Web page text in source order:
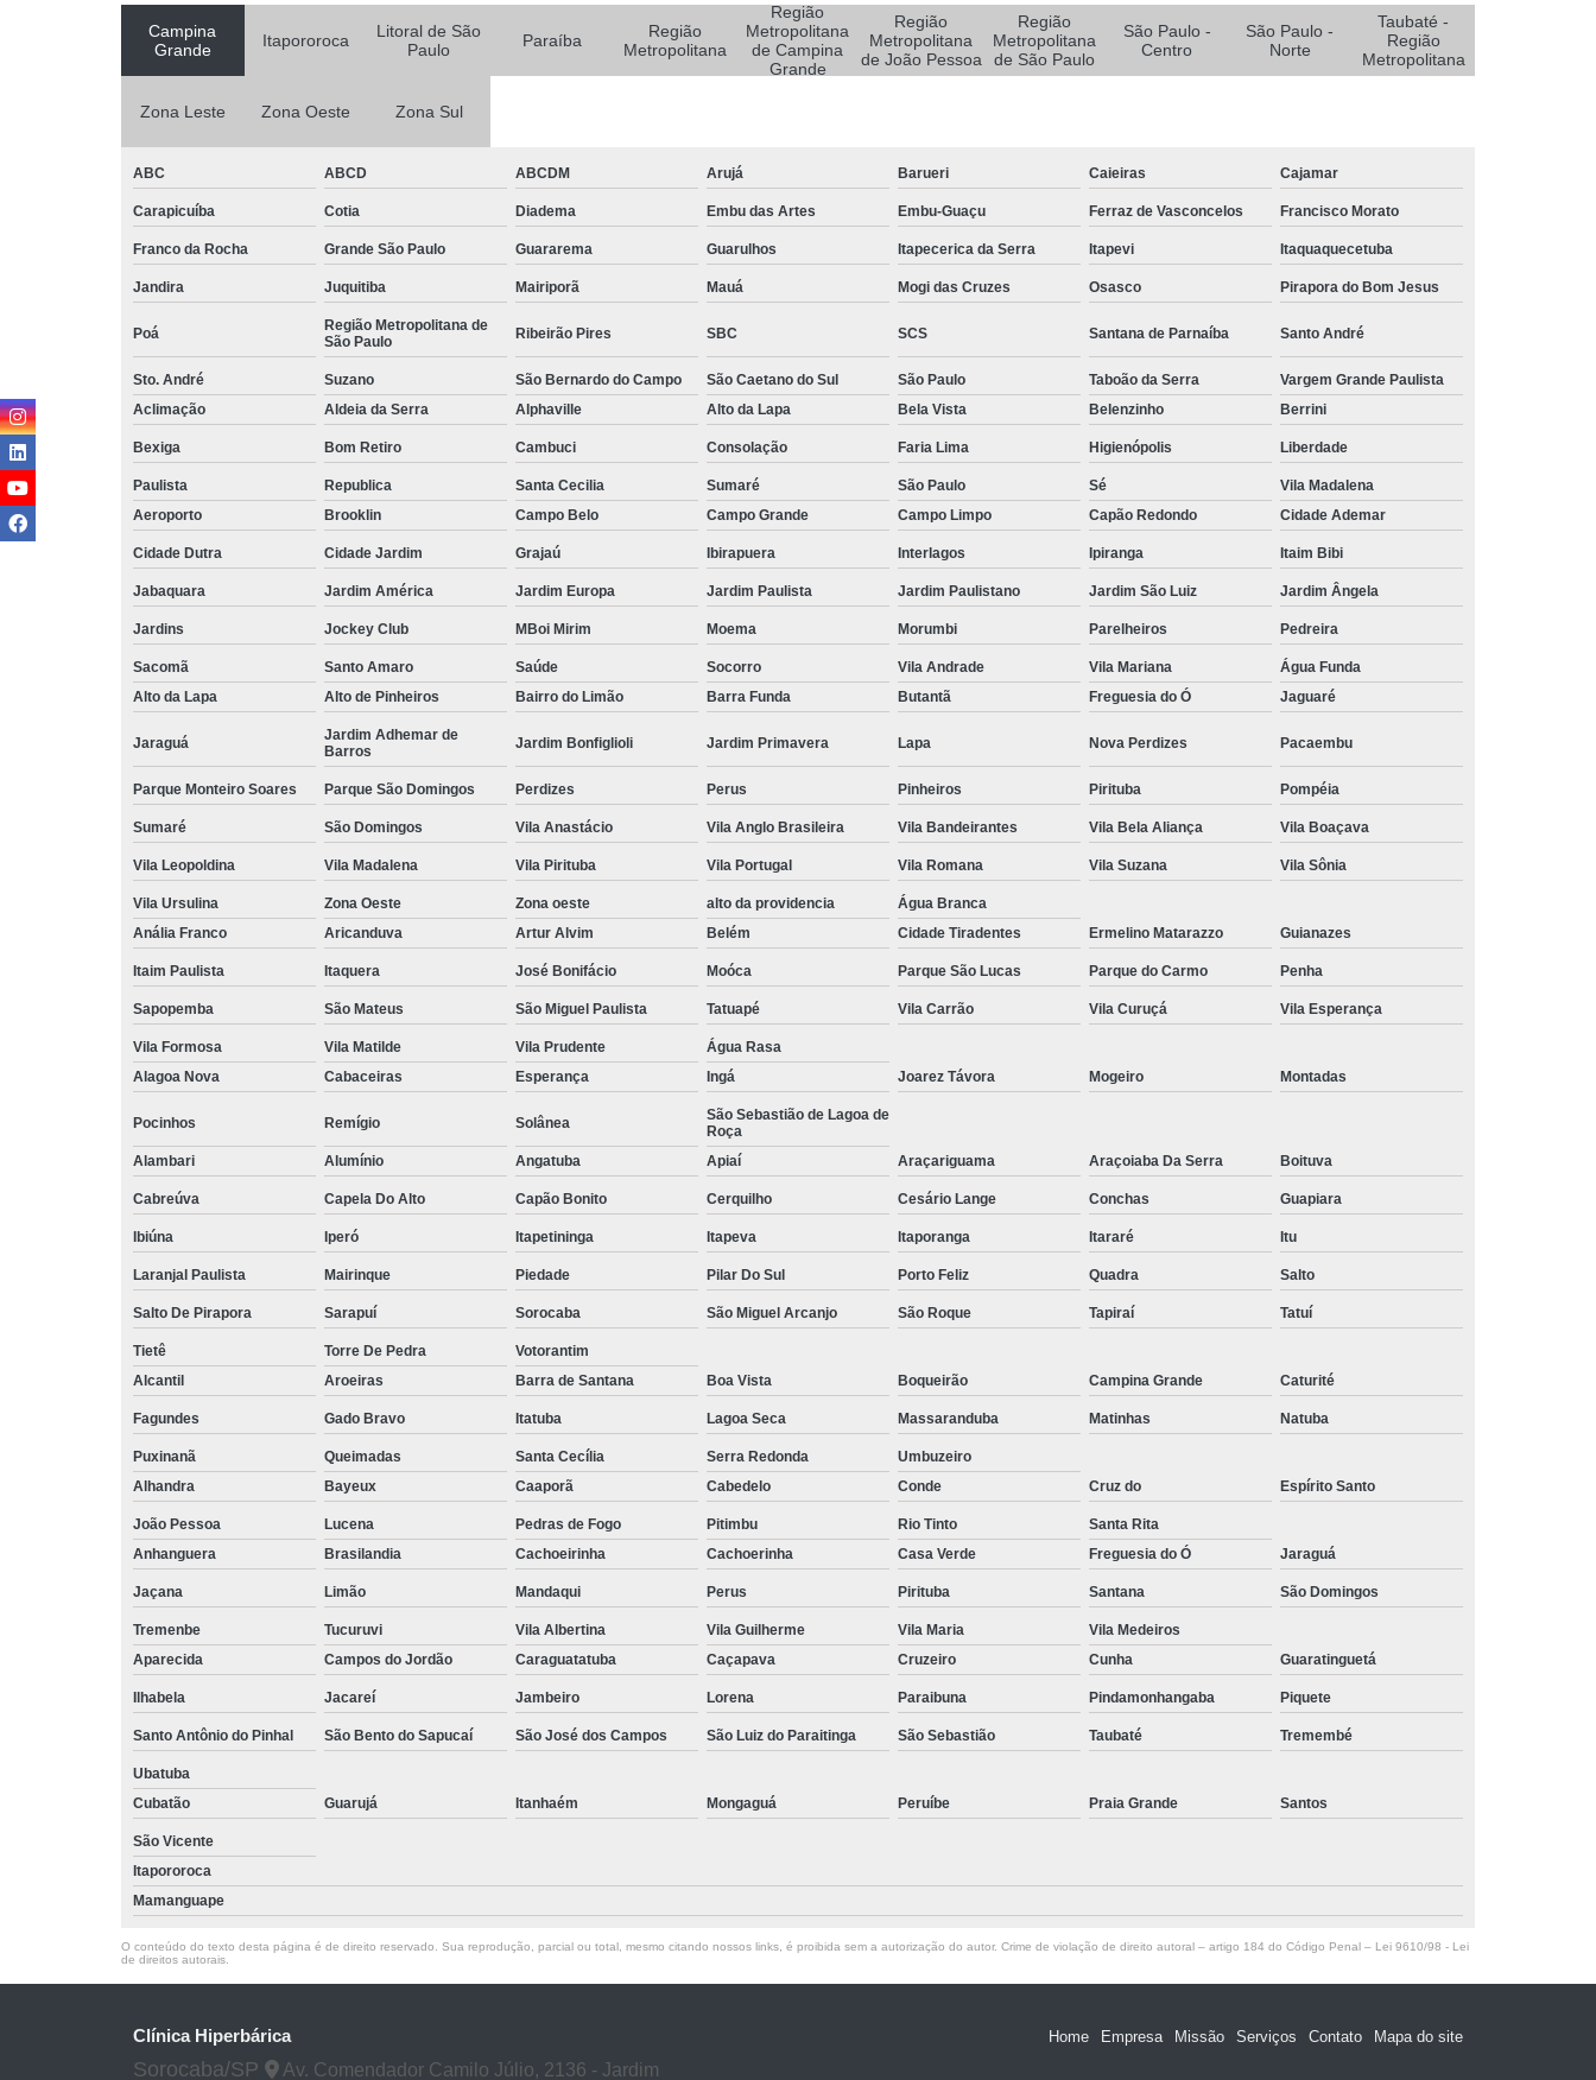
Sistemas Oxigenoterapia em Campina Grande
Sistemas Oxigenoterapia em João Pessoa
Sistemas Oxigenoterapia em São Paulo
Sistemas Oxigenoterapia em Sorocaba
Tratamento de Feridas Enfermagem em João Pessoa
Tratamento de Feridas Enfermagem em Sorocaba
Tratamento de Feridas Enfermagem em Taubaté
Tratamento para Cicatrização de Feridas
Tratamento para Feridas na Pele
Tratamento Hiperbárico Claudicação Intermitente
Tratamento Hiperbárico de Insuficiência Arterial
Tratamento Hiperbárico de úlcera Varicosa
Tratamento Hiperbárico Deiscência da Sutura
Tratamento Hiperbárico em Campina Grande
Tratamento Hiperbárico em João Pessoa
Tratamento Hiperbárico em São Paulo
Tratamento Hiperbárico em Sorocaba
Tratamento Hiperbárico em Taubaté
Tratamento Hiperbárico Necrose na Pele
Tratamento Hiperbárico para Cicatrização de Ferida Operatória
Tratamento Hiperbárico para Lesão Vascular
Hiperbárica Tratamento de Feridas
Tratamento Feridas Câmara Hiperbárica
Tratamento Hiperbárica
Tratamento Hiperbárica em Campina Grande
Tratamento Hiperbárica em João Pessoa
Tratamento Hiperbárica em São Paulo
Tratamento Hiperbárica em Sorocaba
Tratamento Hiperbárica em Taubaté
Tratamento Oxigenação Hiperbárica
Tratamento por Hiperbárica
Tratamento de Feridas Oxigenoterapia Hiperbárica
Tratamento de Oxigenoterapia
Tratamento de Oxigenoterapia em Campina Grande
Tratamento de Oxigenoterapia em João Pessoa
Tratamento de Oxigenoterapia em São Paulo
Tratamento de Oxigenoterapia em Sorocaba
Tratamento de Oxigenoterapia Hiperbárica
Tratamento Oxigenoterapia Hiperbárica
Tratamento para Oxigenoterapia
Campina
Grande
Itapororoca
Litoral de São
Paulo
Paraíba
Região
Metropolitana
Região
Metropolitana
de Campina
Grande
Região
Metropolitana
de João Pessoa
Região
Metropolitana
de São Paulo
São Paulo -
Centro
São Paulo -
Norte
Taubaté -
Região
Metropolitana
Zona Leste Zona Oeste Zona Sul
ABC ABCD ABCDM Arujá Barueri Caieiras Cajamar
Carapicuíba Cotia Diadema Embu das Artes Embu-Guaçu Ferraz de Vasconcelos Francisco Morato
Franco da Rocha Grande São Paulo Guararema Guarulhos Itapecerica da Serra Itapevi Itaquaquecetuba
Jandira Juquitiba Mairiporã Mauá Mogi das Cruzes Osasco Pirapora do Bom Jesus
Poá
Região Metropolitana de
São Paulo
Ribeirão Pires SBC SCS Santana de Parnaíba Santo André
Sto. André Suzano São Bernardo do Campo São Caetano do Sul São Paulo Taboão da Serra
Vargem Grande Paulista
Aclimação
Aldeia da Serra Alphaville Alto da Lapa Bela Vista Belenzinho Berrini
Bexiga Bom Retiro Cambuci Consolação Faria Lima Higienópolis Liberdade
Paulista Republica Santa Cecilia Sumaré São Paulo Sé
Vila Madalena
Aeroporto
Brooklin Campo Belo Campo Grande Campo Limpo Capão Redondo Cidade Ademar
Cidade Dutra Cidade Jardim Grajaú Ibirapuera Interlagos Ipiranga Itaim Bibi
Jabaquara Jardim América Jardim Europa Jardim Paulista Jardim Paulistano Jardim São Luiz Jardim Ângela
Jardins Jockey Club MBoi Mirim Moema Morumbi Parelheiros Pedreira
Sacomã Santo Amaro Saúde Socorro Vila Andrade Vila Mariana
Água Funda
Alto da Lapa
Alto de Pinheiros Bairro do Limão Barra Funda Butantã Freguesia do Ó Jaguaré
Jaraguá
Jardim Adhemar de
Barros
Jardim Bonfiglioli Jardim Primavera Lapa Nova Perdizes Pacaembu
Parque Monteiro Soares Parque São Domingos Perdizes Perus Pinheiros Pirituba Pompéia
Sumaré São Domingos Vila Anastácio Vila Anglo Brasileira Vila Bandeirantes Vila Bela Aliança Vila Boaçava
Vila Leopoldina Vila Madalena Vila Pirituba Vila Portugal Vila Romana Vila Suzana Vila Sônia
Vila Ursulina Zona Oeste Zona oeste alto da providencia
Água Branca
Anália Franco
Aricanduva Artur Alvim Belém Cidade Tiradentes Ermelino Matarazzo Guianazes
Itaim Paulista Itaquera José Bonifácio Moóca Parque São Lucas Parque do Carmo Penha
Sapopemba São Mateus São Miguel Paulista Tatuapé Vila Carrão Vila Curuçá Vila Esperança
Vila Formosa Vila Matilde Vila Prudente
Água Rasa
Alagoa Nova
Cabaceiras Esperança Ingá Joarez Távora Mogeiro Montadas
Pocinhos Remígio Solânea
São Sebastião de Lagoa de
Roça
Alambari
Alumínio Angatuba Apiaí Araçariguama Araçoiaba Da Serra Boituva
Cabreúva Capela Do Alto Capão Bonito Cerquilho Cesário Lange Conchas Guapiara
Ibiúna Iperó Itapetininga Itapeva Itaporanga Itararé Itu
Laranjal Paulista Mairinque Piedade Pilar Do Sul Porto Feliz Quadra Salto
Salto De Pirapora Sarapuí Sorocaba São Miguel Arcanjo São Roque Tapiraí Tatuí
Tietê Torre De Pedra
Votorantim
Alcantil
Aroeiras Barra de Santana Boa Vista Boqueirão Campina Grande Caturité
Fagundes Gado Bravo Itatuba Lagoa Seca Massaranduba Matinhas Natuba
Puxinanã Queimadas Santa Cecília Serra Redonda
Umbuzeiro
Alhandra
Bayeux Caaporã Cabedelo Conde Cruz do Espírito Santo
João Pessoa Lucena Pedras de Fogo Pitimbu Rio Tinto
Santa Rita
Anhanguera
Brasilandia Cachoeirinha Cachoerinha Casa Verde Freguesia do Ó Jaraguá
Jaçana Limão Mandaqui Perus Pirituba Santana São Domingos
Tremenbe Tucuruvi Vila Albertina Vila Guilherme Vila Maria
Vila Medeiros
Aparecida
Campos do Jordão Caraguatatuba Caçapava Cruzeiro Cunha Guaratinguetá
Ilhabela Jacareí Jambeiro Lorena Paraibuna Pindamonhangaba Piquete
Santo Antônio do Pinhal São Bento do Sapucaí São José dos Campos São Luiz do Paraitinga São Sebastião Taubaté Tremembé
Ubatuba
Cubatão
Guarujá Itanhaém Mongaguá Peruíbe Praia Grande Santos
São Vicente
Itapororoca
Mamanguape
O conteúdo do texto desta página é de direito reservado. Sua reprodução, parcial ou total, mesmo citando nossos links, é proibida sem a autorização do autor. Crime de violação de direito autoral – artigo 184 do Código Penal – Lei 9610/98 - Lei
de direitos autorais
Clínica Hiperbárica
Sorocaba/SP Av. Comendador Camilo Júlio, 2136 - Jardim
Home Empresa Missão Serviços Contato Mapa do site